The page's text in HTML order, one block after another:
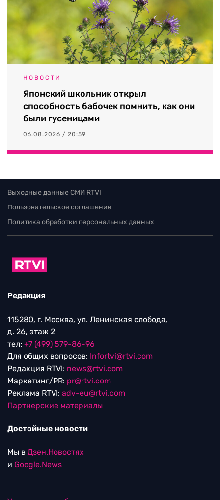
НОВОСТИ
Японский школьник открыл
способность бабочек помнить, как они
были гусеницами
06.08.2026 / 20:59
Выходные данные СМИ RTVI
Пользовательское соглашение
Политика обработки персональных данных
Редакция
115280, г. Москва, ул. Ленинская слобода,
д. 26, этаж 2
тел: +7 (499) 579-86-96
Для общих вопросов: Infortvi@rtvi.com
Редакция RTVI: news@rtvi.com
Маркетинг/PR: pr@rtvi.com
Реклама RTVI: adv-eu@rtvi.com
Партнерские материалы
Достойные новости
Мы в Дзен.Новостях
и Google.News